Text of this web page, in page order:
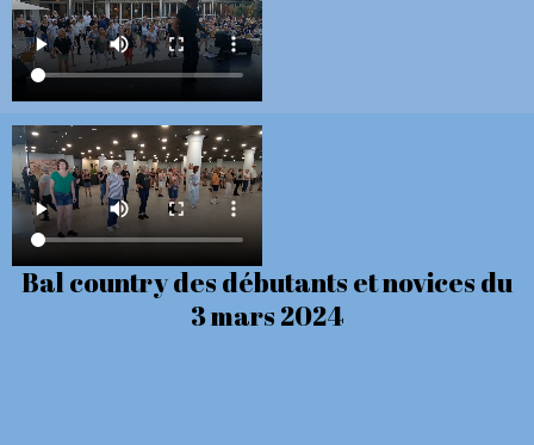
Bal country des débutants et novices du
3 mars 2024